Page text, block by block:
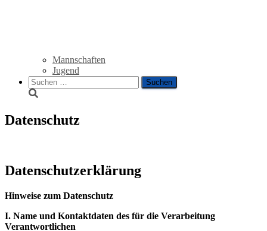
Mannschaften
Jugend
Suche
nach:
Datenschutz
Datenschutzerklärung
Hinweise zum Datenschutz
I. Name und Kontaktdaten des für die Verarbeitung
Verantwortlichen